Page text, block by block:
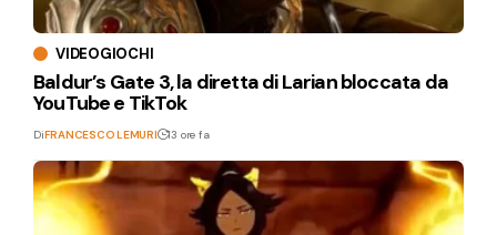
VIDEOGIOCHI
Baldur’s Gate 3, la diretta di Larian bloccata da
YouTube e TikTok
DiFRANCESCO LEMURI 13 ore fa